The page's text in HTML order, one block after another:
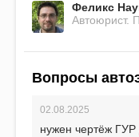
Феликс
Автоюрист.
Вопросы
02.08.2025
нужен чертёж